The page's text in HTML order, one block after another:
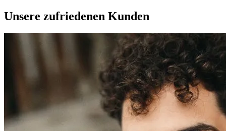
Unsere zufriedenen Kunden